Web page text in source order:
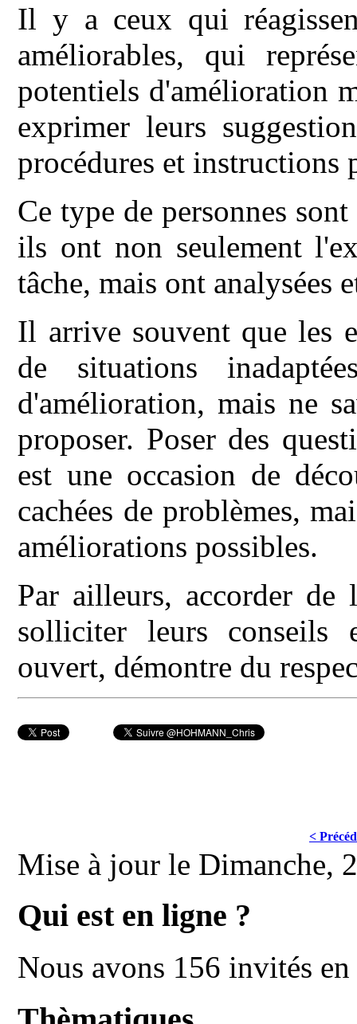
Il y a ceux qui
améliorables, qui
potentiels d'amélioration
exprimer leurs
procédures et instructions
Ce type de personnes
ils ont non seulement
tâche, mais ont analysées
Il arrive souvent que les
de situations
d'amélioration, mais ne
proposer. Poser des
est une occasion de
cachées de problèmes,
améliorations possibles.
Par ailleurs, accorder de
solliciter leurs conseils
ouvert, démontre du
<
Mise à jour le Dimanche,
Qui est en ligne ?
Nous avons 156 invités